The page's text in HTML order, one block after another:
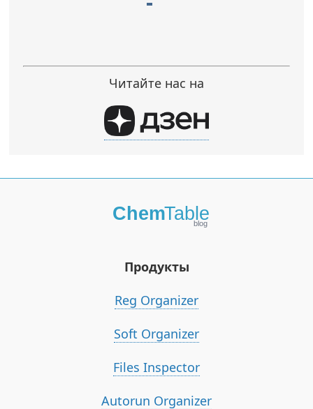
Читайте нас на
Продукты
Reg Organizer
Soft Organizer
Files Inspector
Autorun Organizer